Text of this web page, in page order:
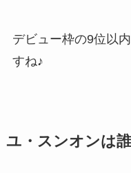
デビュー枠の9位以
すね♪
ユ・スンオンは